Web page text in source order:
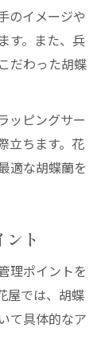
のイメージや
す。また、兵
だわった胡蝶
ッピングサー
立ちます。花
適な胡蝶蘭を
ト
理ポイントを
屋では、胡蝶
て具体的なア